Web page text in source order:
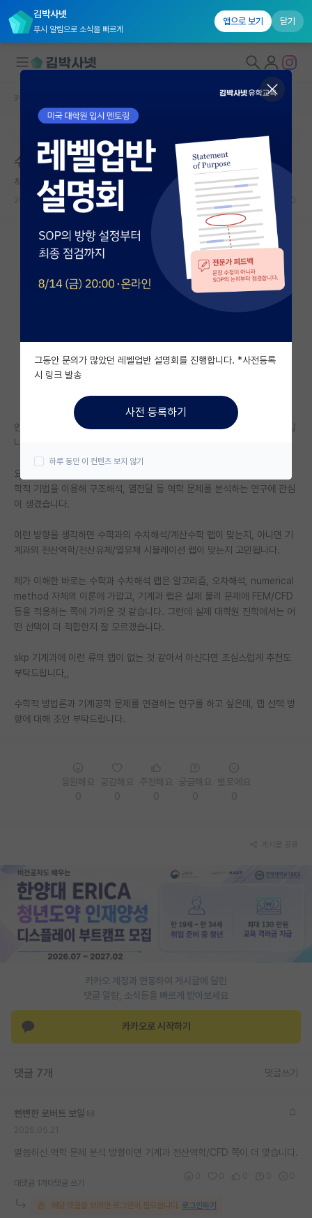
김박사넷
푸시 알림으로 소식을 빠르게
앱으로 보기 닫기
대학원생 모집
국내대학원 정보
연구실&오픈랩
커뮤니티
커뮤니티 홈
전체글보기
베스트 게시판
자유 게시판(아무개랩)
미국 유학 게시판
미국 대학원 합격 후기 게시판
대학원생 모집 게시판
연구실(PI) 홍보 게시판
석박사 채용 정보 게시판
임용 정보 게시판
취업 게시판
임용 후기 게시판
인문사회 계열 게시판
특수/전문대학원 게시판
유학교육
이벤트
반도체 아카데미
재팬라운지 🌸
커뮤니티 홈
본문이 수정되지 않는 박제글입니다.
수학과 랩? 기계과 랩?
착한 윌리엄 켈빈
2026.05.21 7 930
안녕하세요. 기계공학을 공부하면서 수학과 복수전공도 하고 있는 학부생입
니다.
요즘 진로를 고민하면서, FEM/CFD/FVM/최적화/과학계산처럼 수치해석
학적 기법을 이용해 구조해석, 열전달 등 역학 문제를 분석하는 연구에 관심
이 생겼습니다.
이런 방향을 생각하면 수학과의 수치해석/계산수학 랩이 맞는지, 아니면 기
계과의 전산역학/전산유체/열유체 시뮬레이션 랩이 맞는지 고민됩니다.
제가 이해한 바로는 수학과 수치해석 랩은 알고리즘, 오차해석, numerical
method 자체의 이론에 가깝고, 기계과 랩은 실제 물리 문제에 FEM/CFD
등을 적용하는 쪽에 가까운 것 같습니다. 그런데 실제 대학원 진학에서는 어
떤 선택이 더 적합한지 잘 모르겠습니다.
skp 기계과에 이런 류의 랩이 없는 것 같아서 아신다면 조심스럽게 추천도
부탁드립니다,,
수학적 방법론과 기계공학 문제를 연결하는 연구를 하고 싶은데, 랩 선택 방
향에 대해 조언 부탁드립니다.
카카오 계정과 연동하여 게시글에 달린
댓글 알람, 소식등을 빠르게 받아보세요
카카오로 시작하기
댓글 7개 댓글쓰기
뻔뻔한 로버트 보일
말씀하신 역학 문제 분석 방향이면 기계과 전산역학/CFD 쪽이 더 맞습니다.
대댓글 1개 대댓글 쓰기
해당 댓글을 보려면 로그인이 필요합니다. 로그인하기
그동안 문의가 많았던 레벨업반 설명회를 진행합니다. *사전등록
시 링크 발송
사전 등록하기
하루 동안 이 컨텐츠 보지 않기